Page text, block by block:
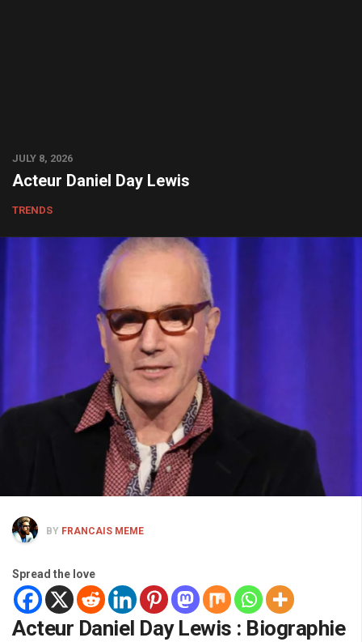
JULY 8, 2026
Acteur Daniel Day Lewis
TRENDS
BY FRANCAIS MEME
Spread the love
Acteur Daniel Day Lewis : Biographie